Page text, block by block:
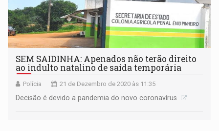
SEM SAIDINHA: Apenados não terão direito
ao indulto natalino de saída temporária
Polícia 21 de Dezembro de 2020 às 11:35
Decisão é devido a pandemia do novo coronavírus